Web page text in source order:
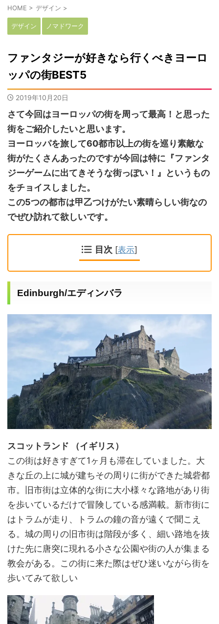
HOME > デザイン >
デザイン ノマドワーク
ファンタジーが好きなら行くべきヨーロ
ッパの街BEST5
2019年10月20日
さて今回はヨーロッパの街を周って最高！と思った
街をご紹介したいと思います。
ヨーロッパを旅して60都市以上の街を巡り素敵な
街がたくさんあったのですが今回は特に『ファンタ
ジーゲームに出てきそうな街っぽい！』というもの
をチョイスしました。
この5つの都市は甲乙つけがたい素晴らしい街なの
でぜひ訪れて欲しいです。
目次 [表示]
Edinburgh/エディンバラ
スコットランド （イギリス）
この街は好きすぎて1ヶ月も滞在していました。大
きな丘の上に城が建ちその周りに街ができた城砦都
市。旧市街は立体的な街に大小様々な路地があり街
を歩いているだけで冒険している感満載。新市街に
はトラムが走り、トラムの鐘の音が遠くで聞こえ
る。城の周りの旧市街は階段が多く、細い路地を抜
けた先に唐突に現れる小さな公園や街の人が集まる
教会がある。この街に来た際はぜひ迷いながら街を
歩いてみて欲しい